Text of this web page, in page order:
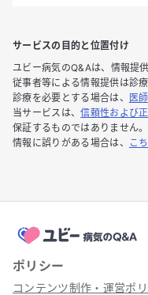
サービスの目的と位置付け
ユビー病気のQ&Aは、情報提
従事者等による情報提供は診
診療を必要とする場合は、
医
当サービスは、信頼性および
保証するものではありません。
情報に誤りがある場合は、
こ
ポリシー
コンテンツ制作・運営ポ